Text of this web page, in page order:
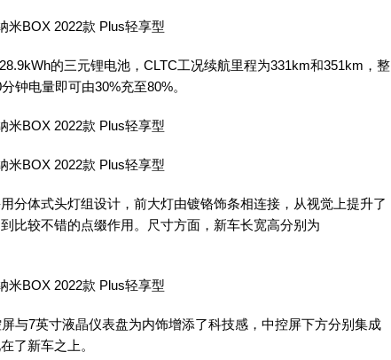
的三元锂电池，CLTC工况续航里程为331km和351km，整
钟电量即可由30%充至80%。
体式头灯组设计，前大灯由镀铬饰条相连接，从视觉上提升了
比较不错的点缀作用。尺寸方面，新车长宽高分别为
7英寸液晶仪表盘为内饰增添了科技感，中控屏下方分别集成
了新车之上。